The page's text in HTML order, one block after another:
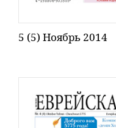
5 (5) Ноябрь 2014